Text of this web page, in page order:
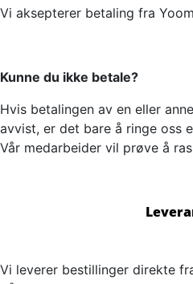
Vi aksepterer betaling fra
Kunne du ikke betale?
Hvis betalingen av en eller
avvist, er det bare å ringe oss
Vår medarbeider vil prøve å
Vi leverer bestillinger direkte